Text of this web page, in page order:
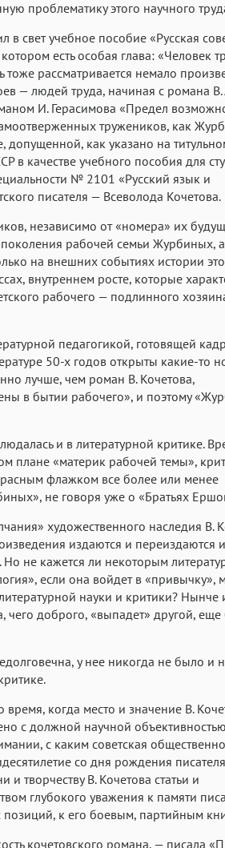
проблематику этого научного
в свет учебное пособие «Русская
есть особая глава: «Человек
рассматривается немало
— людей труда, начиная с романа
И. Герасимова «Предел
тружеников, как
допущенной, как указано на
в качестве учебного пособия для
№ 2101 «Русский язык и
писателя — Всеволода Кочетова.
независимо от «номера» их
поколения рабочей семьи Журбиных,
на внешних событиях истории
внутреннем росте, которые
рабочего — подлинного
педагогикой, готовящей
50-х годов открыты какие-то
лучше, чем роман В. Кочетова,
в бытии рабочего», и поэтому
и в литературной критике.
плане «материк рабочей темы»,
флажком все более или менее
не говоря уже о «Братьях
художественного наследия В.
издаются и переиздаются
не кажется ли некоторым
если она войдет в «привычку»,
науки и критики? Нынче
чего доброго, «выпадет» другой,
у нее никогда не было и
когда место и значение В.
с должной научной
с каким советская
со дня рождения
творчеству В. Кочетова статьи и
глубокого уважения к памяти
позиций, к его боевым, партийным
кочетовского романа, — писала